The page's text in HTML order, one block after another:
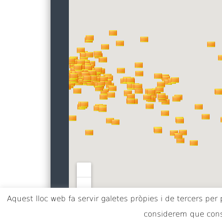
Aquest lloc web fa servir galetes pròpies i de tercers
considerem que